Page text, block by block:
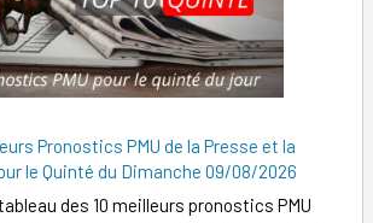
Pronostics PMU de la Presse et la
le Quinté du Dimanche 09/08/2026
des 10 meilleurs pronostics PMU